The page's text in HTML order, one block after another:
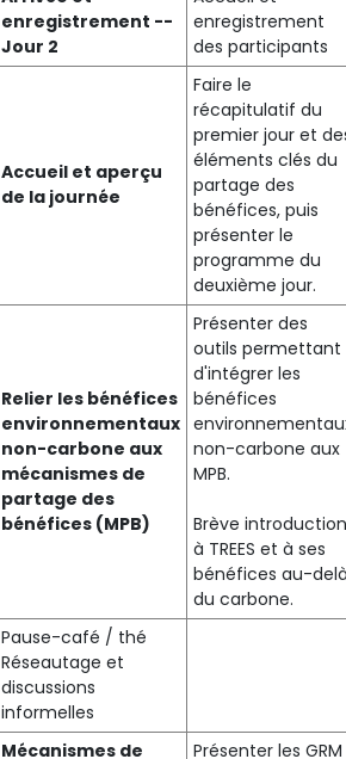
enregistrement --
Jour 2
enregistrement
des participants
Accueil et aperçu
de la journée
Faire le
récapitulatif du
premier jour et
éléments clés du
partage des
bénéfices, puis
présenter le
programme du
deuxième jour.
Relier les bénéfices
environnementaux
non-carbone aux
mécanismes de
partage des
bénéfices (MPB)
Présenter des
outils permettant
d'intégrer les
bénéfices
non-carbone aux
MPB.
Brève introduction
à TREES et à ses
bénéfices au-
du carbone.
Pause-café / thé
Réseautage et
discussions
informelles
Mécanismes de
Présenter les GRM